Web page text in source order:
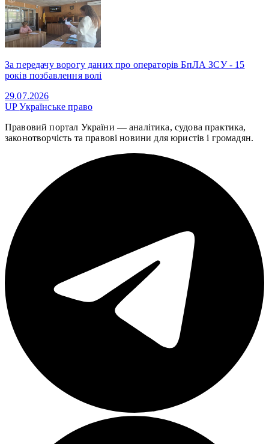
За передачу ворогу даних про операторів БпЛА ЗСУ - 15
років позбавлення волі
29.07.2026
UPУкраїнське право
Правовий портал України — аналітика, судова практика,
законотворчість та правові новини для юристів і громадян.